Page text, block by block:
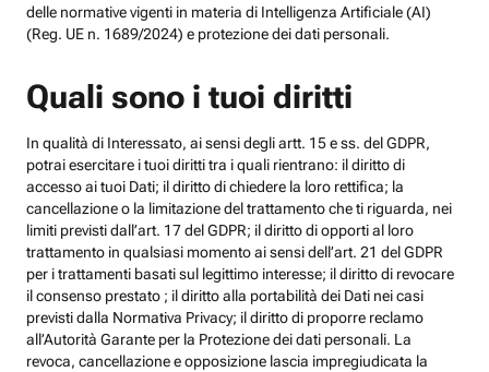
delle normative vigenti in materia di Intelligenza Artificiale (AI)
(Reg. UE n. 1689/2024) e protezione dei dati personali.
Quali sono i tuoi diritti
In qualità di Interessato, ai sensi degli artt. 15 e ss. del GDPR,
potrai esercitare i tuoi diritti tra i quali rientrano: il diritto di
accesso ai tuoi Dati; il diritto di chiedere la loro rettifica; la
cancellazione o la limitazione del trattamento che ti riguarda, nei
limiti previsti dall’art. 17 del GDPR; il diritto di opporti al loro
trattamento in qualsiasi momento ai sensi dell’art. 21 del GDPR
per i trattamenti basati sul legittimo interesse; il diritto di revocare
il consenso prestato ; il diritto alla portabilità dei Dati nei casi
previsti dalla Normativa Privacy; il diritto di proporre reclamo
all’Autorità Garante per la Protezione dei dati personali. La
revoca, cancellazione e opposizione lascia impregiudicata la